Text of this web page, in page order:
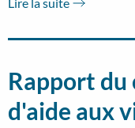
Rapport du
d'aide aux